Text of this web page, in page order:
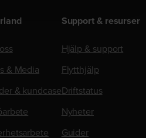
& Media
& kundcase
Support & resurser
Hjälp & support
Flytthjälp
Driftstatus
Nyheter
Guider